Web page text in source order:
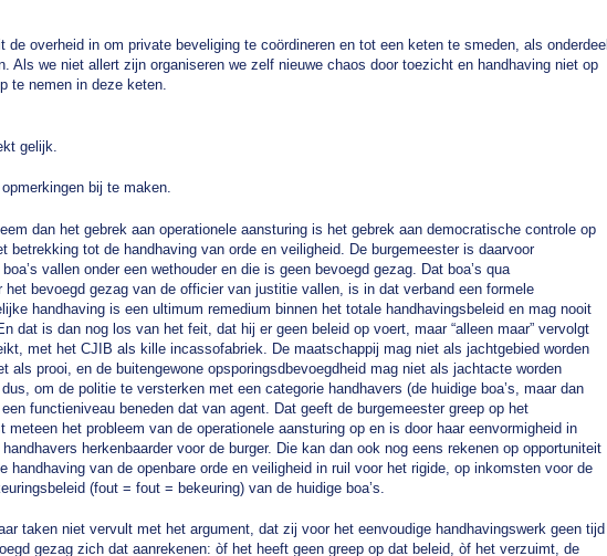
de overheid in om private beveliging te coördineren en tot een keten te smeden, als onderdeel
Als we niet allert zijn organiseren we zelf nieuwe chaos door toezicht en handhaving niet op
te nemen in deze keten.
gelijk.
bij te maken.
dan het gebrek aan operationele aansturing is het gebrek aan democratische controle op
betrekking tot de handhaving van orde en veiligheid. De burgemeester is daarvoor
vallen onder een wethouder en die is geen bevoegd gezag. Dat boa’s qua
het bevoegd gezag van de officier van justitie vallen, is in dat verband een formele
handhaving is een ultimum remedium binnen het totale handhavingsbeleid en mag nooit
dat is dan nog los van het feit, dat hij er geen beleid op voert, maar “alleen maar” vervolgt
met het CJIB als kille incassofabriek. De maatschappij mag niet als jachtgebied worden
als prooi, en de buitengewone opsporingsdbevoegdheid mag niet als jachtacte worden
om de politie te versterken met een categorie handhavers (de huidige boa’s, maar dan
functieniveau beneden dat van agent. Dat geeft de burgemeester greep op het
meteen het probleem van de operationele aansturing op en is door haar eenvormigheid in
herkenbaarder voor de burger. Die kan dan ook nog eens rekenen op opportuniteit
handhaving van de openbare orde en veiligheid in ruil voor het rigide, op inkomsten voor de
(fout = fout = bekeuring) van de huidige boa’s.
taken niet vervult met het argument, dat zij voor het eenvoudige handhavingswerk geen tijd
gezag zich dat aanrekenen: òf het heeft geen greep op dat beleid, òf het verzuimt, de